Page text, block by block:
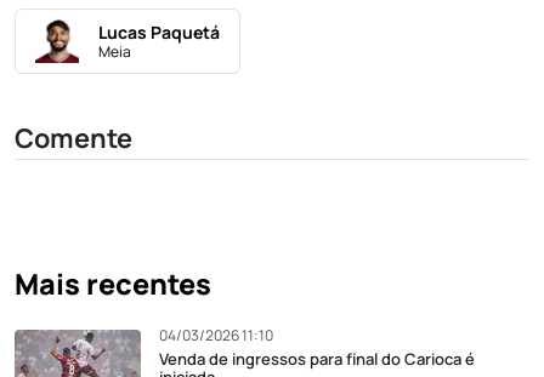
Lucas Paquetá
Meia
Comente
Mais recentes
04/03/2026 11:10
Venda de ingressos para final do Carioca é